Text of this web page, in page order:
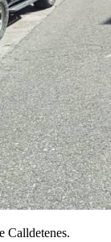
Calldetenes.